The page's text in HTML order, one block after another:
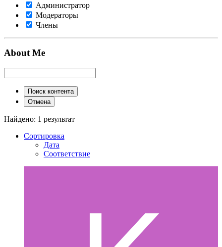
Администратор
Модераторы
Члены
About Me
Поиск контента
Отмена
Найдено: 1 результат
Сортировка
Дата
Соответствие